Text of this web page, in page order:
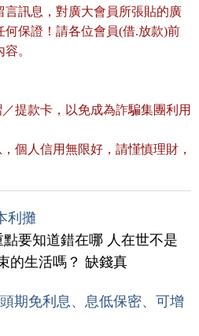
訊息，對廣大會員所張貼的廣
保證！請各位會員(借.放款)前
。
提款卡，以免成為詐騙集團利用
個人信用無限好，請慬慎理財，
利攤
要知道錯在哪 人在世不是
的生活嗎？ 缺錢真
期免利息、息低保密、可增